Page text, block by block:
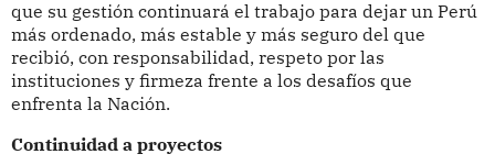
que su gestión continuará el trabajo para dejar un Perú
más ordenado, más estable y más seguro del que
recibió, con responsabilidad, respeto por las
instituciones y firmeza frente a los desafíos que
enfrenta la Nación.
Continuidad a proyectos